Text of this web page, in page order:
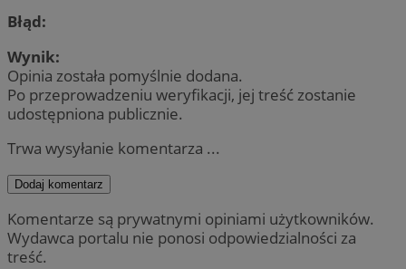
Błąd:
Wynik:
Opinia została pomyślnie dodana.
Po przeprowadzeniu weryfikacji, jej treść zostanie
udostępniona publicznie.
Trwa wysyłanie komentarza ...
Dodaj komentarz
Komentarze są prywatnymi opiniami użytkowników.
Wydawca portalu nie ponosi odpowiedzialności za
treść.